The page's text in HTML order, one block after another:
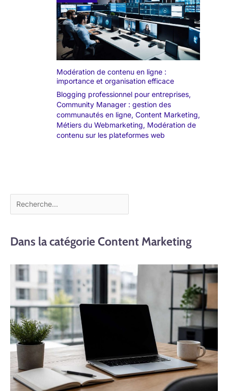
Modération de contenu en ligne :
importance et organisation efficace
Blogging professionnel pour entreprises,
Community Manager : gestion des
communautés en ligne, Content Marketing,
Métiers du Webmarketing, Modération de
contenu sur les plateformes web
Dans la catégorie Content Marketing